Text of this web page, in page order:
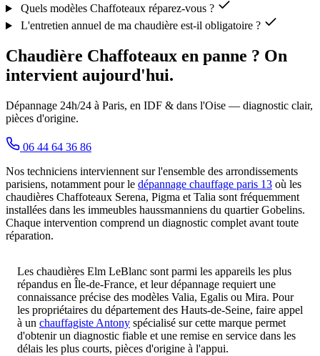
Quels modèles Chaffoteaux réparez-vous ?
L'entretien annuel de ma chaudière est-il obligatoire ?
Chaudière Chaffoteaux en panne ? On
intervient aujourd'hui.
Dépannage 24h/24 à Paris, en IDF & dans l'Oise — diagnostic clair,
pièces d'origine.
06 44 64 36 86
Nos techniciens interviennent sur l'ensemble des arrondissements
parisiens, notamment pour le dépannage chauffage paris 13 où les
chaudières Chaffoteaux Serena, Pigma et Talia sont fréquemment
installées dans les immeubles haussmanniens du quartier Gobelins.
Chaque intervention comprend un diagnostic complet avant toute
réparation.
Les chaudières Elm LeBlanc sont parmi les appareils les plus
répandus en Île-de-France, et leur dépannage requiert une
connaissance précise des modèles Valia, Egalis ou Mira. Pour
les propriétaires du département des Hauts-de-Seine, faire appel
à un chauffagiste Antony spécialisé sur cette marque permet
d'obtenir un diagnostic fiable et une remise en service dans les
délais les plus courts, pièces d'origine à l'appui.